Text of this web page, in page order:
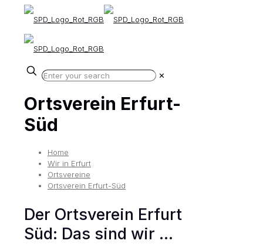
✕
Ortsverein Erfurt-
Süd
Home
Wir in Erfurt
Ortsvereine
Ortsverein Erfurt-Süd
Der Ortsverein Erfurt
Süd: Das sind wir ...